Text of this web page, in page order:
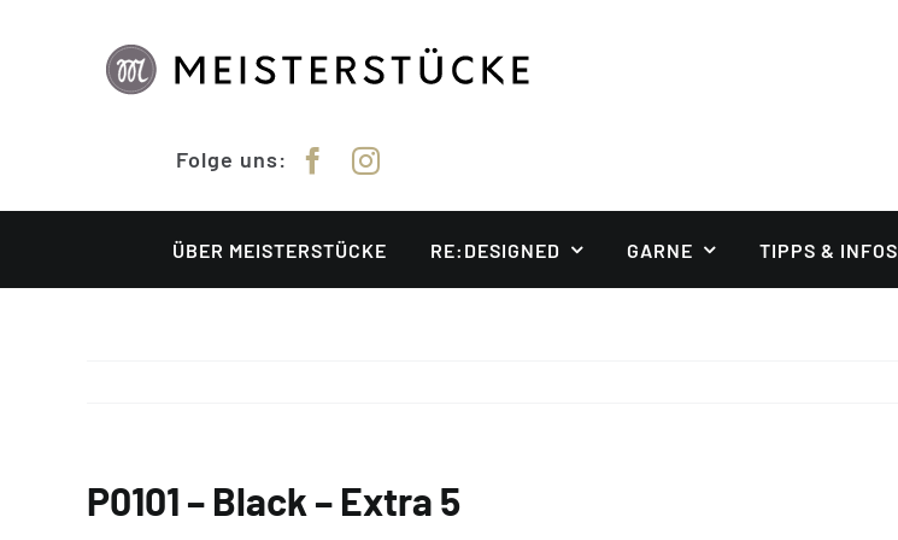
Folge uns:
ÜBER MEISTERSTÜCKE RE:DESIGNED GARNE TIPPS & INFOS
P0101 – Black – Extra 5